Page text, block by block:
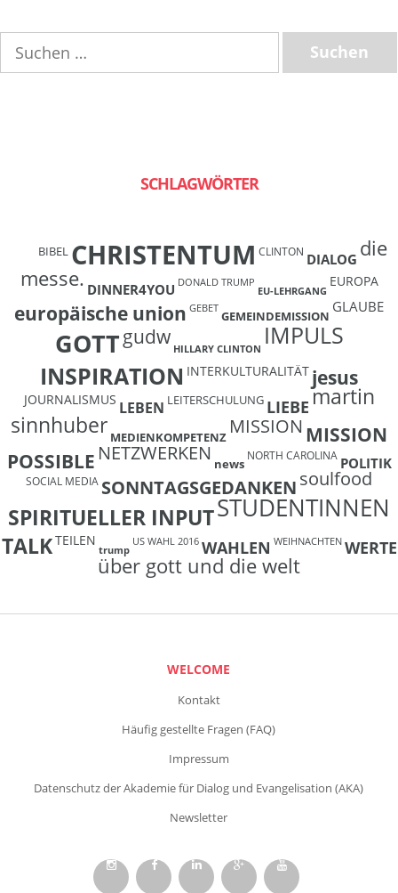
nach:
SCHLAGWÖRTER
BIBEL CHRISTENTUM CLINTON DIALOG die
messe. DINNER4YOU DONALD TRUMP
EU-LEHRGANG
EUROPA
europäische union GEBET GEMEINDEMISSION
GLAUBE
GOTTgudw HILLARY CLINTON IMPULS
INSPIRATION INTERKULTURALITÄT jesus
JOURNALISMUS LEBEN LEITERSCHULUNG LIEBEmartin
sinnhuber MEDIENKOMPETENZ MISSION MISSION
POSSIBLE NETZWERKEN news
NORTH CAROLINA POLITIK
SOCIAL MEDIA SONNTAGSGEDANKENsoulfood
SPIRITUELLER INPUTSTUDENTINNEN
TALKTEILEN
trump
US WAHL 2016 WAHLEN WEIHNACHTEN WERTE
über gott und die welt
WELCOME
Kontakt
Häufig gestellte Fragen (FAQ)
Impressum
Datenschutz der Akademie für Dialog und Evangelisation (AKA)
Newsletter